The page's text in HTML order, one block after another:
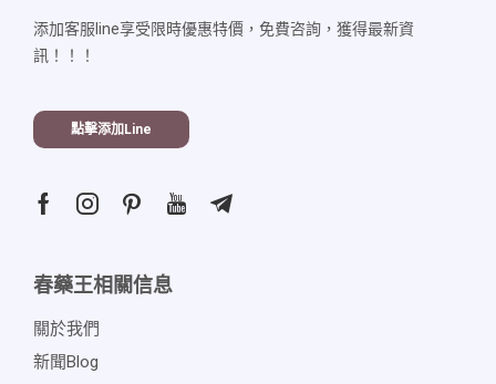
添加客服line享受限時優惠特價，免費咨詢，獲得最新資
訊！！！
點擊添加line
春藥王相關信息
關於我們
新聞blog